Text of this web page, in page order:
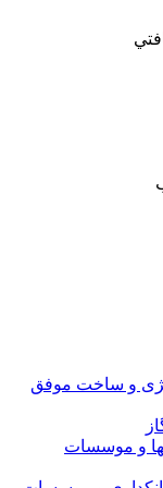
و ساخت موفق
و موسسات